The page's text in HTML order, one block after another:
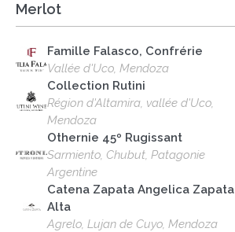
Merlot
Famille Falasco, Confrérie
Vallée d'Uco, Mendoza
Collection Rutini
Région d'Altamira, vallée d'Uco,
Mendoza
Othernie 45º Rugissant
Sarmiento, Chubut, Patagonie
Argentine
Catena Zapata Angelica Zapata
Alta
Agrelo, Lujan de Cuyo, Mendoza